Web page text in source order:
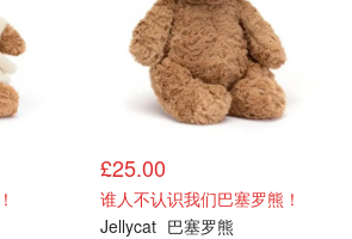
£25.00
谁人不认识我们巴塞罗熊！
Jellycat 巴塞罗熊